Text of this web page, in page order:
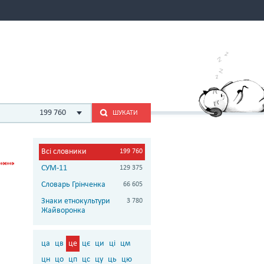
199 760 ШУКАТИ
Всі словники 199 760
СУМ-11 129 375
Словарь Грінченка 66 605
Знаки етнокультури
Жайворонка
3 780
ца цв це цє ци ці цм
цн цо цп цс цу ць цю